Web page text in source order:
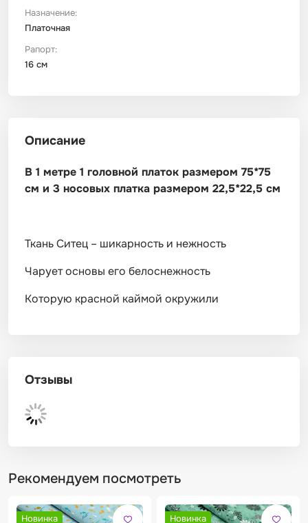
Назначение:
Платочная
Рапорт:
16 см
Описание
В 1 метре 1 головной платок размером 75*75
см и 3 носовых платка размером 22,5*22,5 см
Ткань Ситец – шикарность и нежность
Чарует основы его белоснежность
Которую красной каймой окружили
Отзывы
Рекомендуем посмотреть
Новинка Новинка